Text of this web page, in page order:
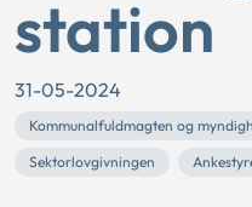
station
31-05-2024
Kommunalfuldmagten og
Sektorlovgivningen